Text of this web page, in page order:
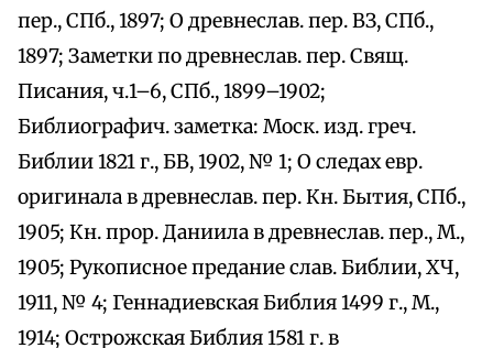
пер., СПб., 1897; О древнеслав. пер. ВЗ, СПб.,
1897; Заметки по древнеслав. пер. Свящ.
Писания, ч.1–6, СПб., 1899–1902;
Библиографич. заметка: Моск. изд. греч.
Библии 1821 г., БВ, 1902, № 1; О следах евр.
оригинала в древнеслав. пер. Кн. Бытия, СПб.,
1905; Кн. прор. Даниила в древнеслав. пер., М.,
1905; Рукописное предание слав. Библии, ХЧ,
1911, № 4; Геннадиевская Библия 1499 г., М.,
1914; Острожская Библия 1581 г. в